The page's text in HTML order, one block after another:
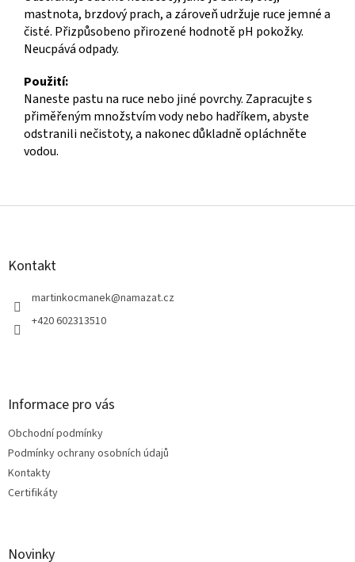
mastnota, brzdový prach, a zároveň udržuje ruce jemné a
čisté. Přizpůsobeno přirozené hodnotě pH pokožky.
Neucpává odpady.
Použití:
Naneste pastu na ruce nebo jiné povrchy. Zapracujte s
přiměřeným množstvím vody nebo hadříkem, abyste
odstranili nečistoty, a nakonec důkladně opláchněte
vodou.
Z
Kontakt
martinkocmanek@namazat.cz
+420 602313510
Informace pro vás
Obchodní podmínky
Podmínky ochrany osobních údajů
Kontakty
Certifikáty
Novinky